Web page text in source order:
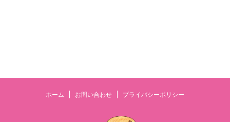
ホーム お問い合わせ プライバシーポリシー